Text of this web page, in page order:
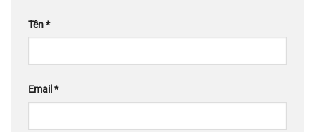
Tên*
Email*